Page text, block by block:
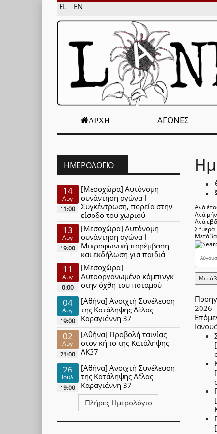
EL EN
ΑΡΧΉ ΑΓΏΝΕΣ
Ανά
Ανά
Ανά
Σήμερα
2026
ΗΜΕΡΟΛΌΓΙΟ
14
Αυγ
11:00
[Μεσοχώρα] Αυτόνομη
συνάντηση αγώνα Ι
Συγκέντρωση, πορεία στην
είσοδο του χωριού
13
Αυγ
19:00
[Μεσοχώρα] Αυτόνομη
συνάντηση αγώνα Ι
Μικροφωνική παρέμβαση
και εκδήλωση για παιδιά
11
Αυγ
0:00
[Μεσοχώρα]
Αυτοοργανωμένο κάμπινγκ
στην όχθη του ποταμού
04
Αυγ
19:00
[Αθήνα] Ανοιχτή Συνέλευση
της Κατάληψης Λέλας
Καραγιάννη 37
02
Αυγ
21:00
[Αθήνα] Προβολή ταινίας
στον κήπο της Κατάληψης
ΛΚ37
26
Ιουλ
19:00
[Αθήνα] Ανοιχτή Συνέλευση
της Κατάληψης Λέλας
Καραγιάννη 37
Πλήρες Ημερολόγιο